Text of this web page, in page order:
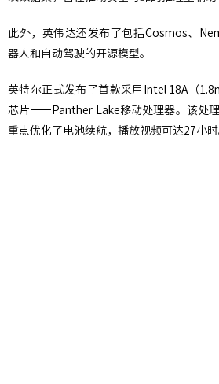
此外，英伟达还发布了包括Cosmos、
器人和自动驾驶的开源模型。
英特尔正式发布了首款采用Intel 18A（
芯片——Panther Lake移动处理器。该处
重点优化了电池续航，播放视频可达27小时